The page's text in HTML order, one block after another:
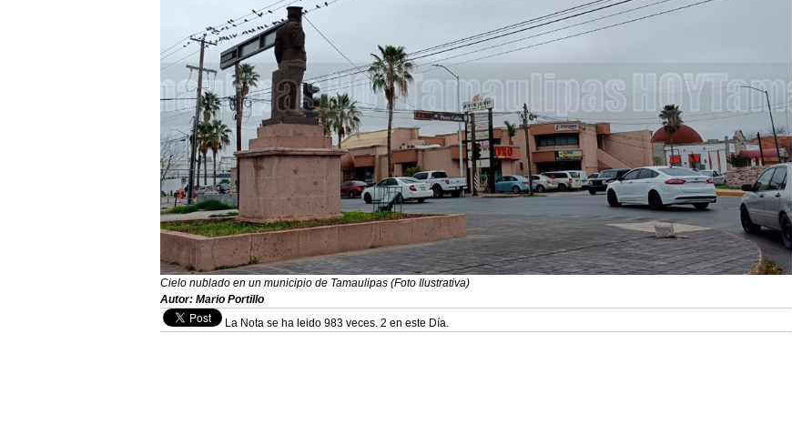
Cielo nublado en un municipio de Tamaulipas (Foto Ilustrativa)
Autor: Mario Portillo
La Nota se ha leido 983 veces. 2 en este Día.